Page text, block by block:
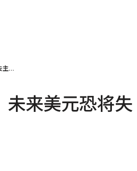
标普全球顶级经济学家：未来美元恐将失去主导地位
未来美元恐将失